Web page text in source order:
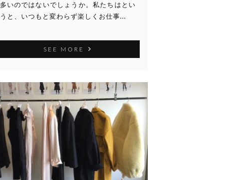
多いのではないでしょうか。私たちはとい
うと、いつもと変わらず楽しくお仕事...
SEE MORE